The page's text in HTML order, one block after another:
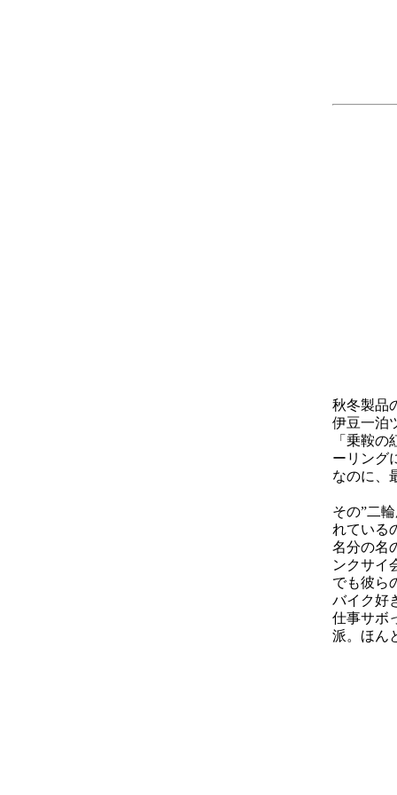
秋冬製品
伊豆一泊
「乗鞍
ーリング
なのに、
その”二
れている
名分の名
ンクサイ
でも彼ら
バイク好
仕事サボ
派。ほん